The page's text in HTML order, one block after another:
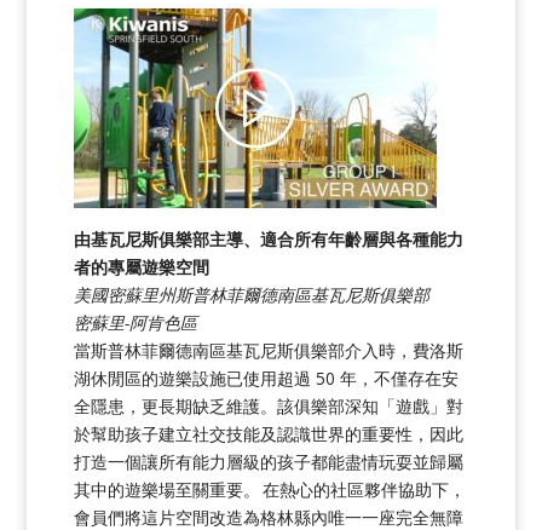
由基瓦尼斯俱樂部主導、適合所有年齡層與各種能力
者的專屬遊樂空間
美國密蘇里州斯普林菲爾德南區基瓦尼斯俱樂部
密蘇里-阿肯色區
當斯普林菲爾德南區基瓦尼斯俱樂部介入時，費洛斯
湖休閒區的遊樂設施已使用超過 50 年，不僅存在安
全隱患，更長期缺乏維護。該俱樂部深知「遊戲」對
於幫助孩子建立社交技能及認識世界的重要性，因此
打造一個讓所有能力層級的孩子都能盡情玩耍並歸屬
其中的遊樂場至關重要。 在熱心的社區夥伴協助下，
會員們將這片空間改造為格林縣內唯一一座完全無障